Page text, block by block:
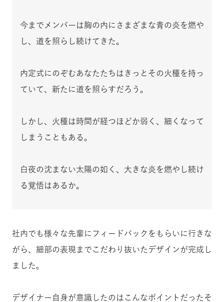
今までメンバーは胸の内にさまざまな青の炎を燃や
し、道を照らし続けてきた。
内定式にのぞむあなたたちはきっとその火種を持っ
ていて、新たに道を照らすだろう。
しかし、火種は時間が経つほどか弱く、細くなって
しまうこともある。
白夜の沈まない太陽の如く、大きな炎を燃やし続け
る覚悟はあるか。
社内でも様々な先輩にフィードバックをもらいに行きな
がら、細部の表現までこだわり抜いたデザインが完成し
ました。
デザイナー自身が意識したのはこんなポイントだったそ